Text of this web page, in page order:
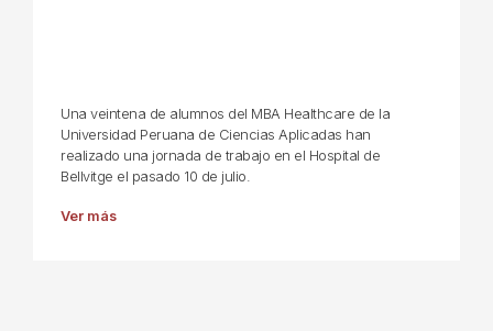
Una veintena de alumnos del MBA Healthcare de la
Universidad Peruana de Ciencias Aplicadas han
realizado una jornada de trabajo en el Hospital de
Bellvitge el pasado 10 de julio.
Ver más